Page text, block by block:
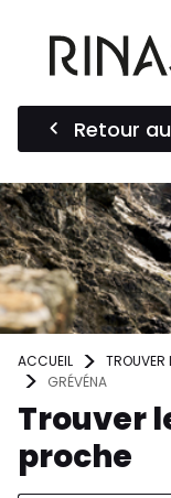
Retour
ACCUEIL TROUVER
GRÉVÉNA
Trouver
proche